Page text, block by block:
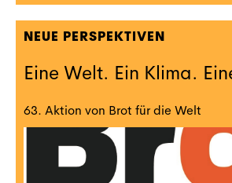
NEUE PERSPEKTIVEN
Eine Welt. Ein Klima.
63. Aktion von Brot für die Welt